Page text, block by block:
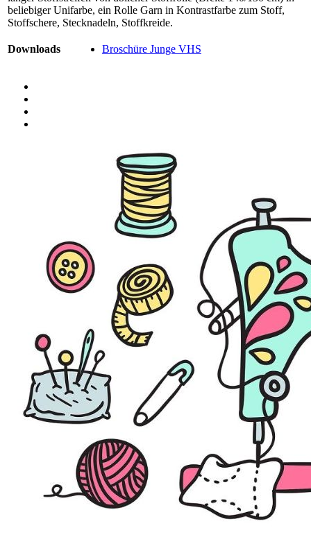
beliebiger Unifarbe, ein Rolle Garn in Kontrastfarbe zum Stoff,
Stoffschere, Stecknadeln, Stoffkreide.
Downloads Broschüre Junge VHS